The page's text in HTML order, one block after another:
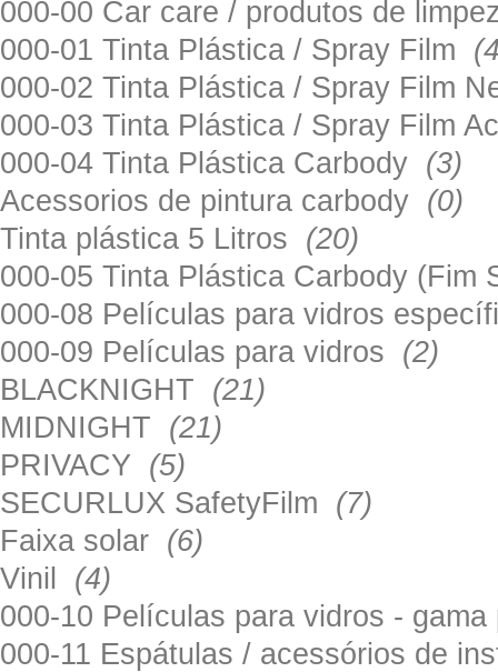
000-00 Car care / produtos de
000-01 Tinta Plástica / Spray Film
000-02 Tinta Plástica / Spray Film
000-03 Tinta Plástica / Spray Film
000-04 Tinta Plástica Carbody (3)
Acessorios de pintura carbody (0)
Tinta plástica 5 Litros (20)
000-05 Tinta Plástica Carbody
000-08 Películas para vidros
000-09 Películas para vidros (2)
BLACKNIGHT (21)
MIDNIGHT (21)
PRIVACY (5)
SECURLUX SafetyFilm (7)
Faixa solar (6)
Vinil (4)
000-10 Películas para vidros -
000-11 Espátulas / acessórios de